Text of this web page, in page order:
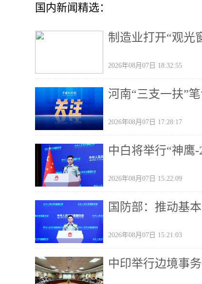
国内新闻精选：
制造业打开“观光
2026年08月07日 18:32:55
河南“三支一扶”
2026年08月07日 17:28:17
中白将举行“神鹰
2026年08月07日 15:22:09
国防部：推动基
2026年08月07日 15:21:03
中印举行边境事